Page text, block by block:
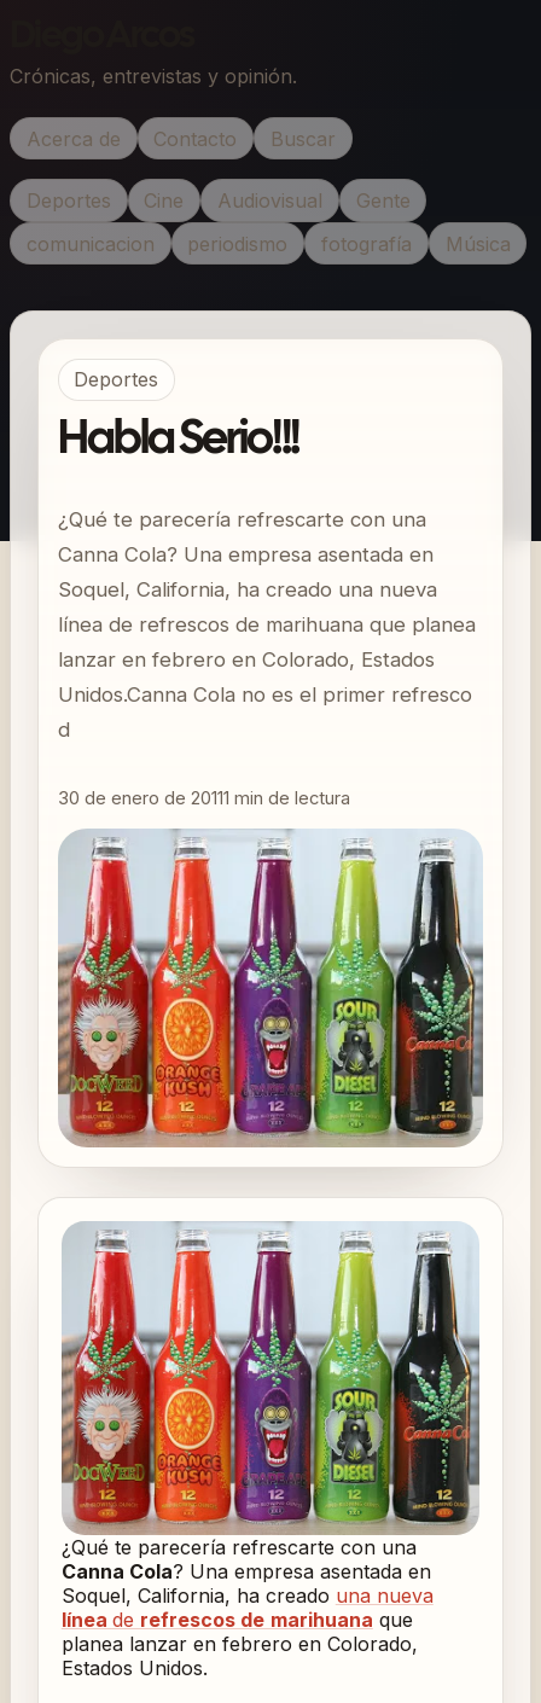
Crónicas, entrevistas y opinión.
Acerca de Contacto Buscar
Deportes Cine Audiovisual
Gente
comunicacion
periodismo fotografía Música
Deportes
Habla Serio!!!
¿Qué te parecería refrescarte con una
Canna Cola? Una empresa asentada en
Soquel, California, ha creado una nueva
línea de refrescos de marihuana que planea
lanzar en febrero en Colorado, Estados
Unidos.Canna Cola no es el primer refresco
d
30 de enero de 20111 min de lectura
¿Qué te parecería refrescarte con una
Canna Cola? Una empresa asentada en
Soquel, California, ha creado una nueva
línea de refrescos de marihuana que
planea lanzar en febrero en Colorado,
Estados Unidos.